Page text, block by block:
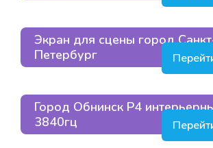
Экран для сцены город
Петербург
Город Обнинск P4
3840гц